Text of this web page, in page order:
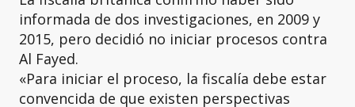
informada de dos investigaciones, en 2009 y
2015, pero decidió no iniciar procesos contra
Al Fayed.
«Para iniciar el proceso, la fiscalía debe estar
convencida de que existen perspectivas